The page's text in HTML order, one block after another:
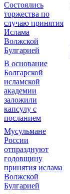
Состоялись
торжества по
случаю принятия
Ислама
Волжской
Булгарией
В основание
Болгарской
исламской
академии
заложили
капсулу с
посланием
Мусульмане
России
отпразднуют
годовщину
принятия ислама
Волжской
Булгарией